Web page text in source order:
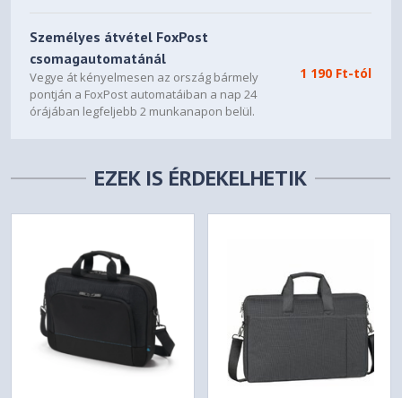
Személyes átvétel FoxPost
csomagautomatánál
Vegye át kényelmesen az ország bármely
pontján a FoxPost automatáiban a nap 24
órájában legfeljebb 2 munkanapon belül.
1 190 Ft-tól
EZEK IS ÉRDEKELHETIK